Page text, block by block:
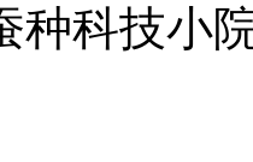
种科技小